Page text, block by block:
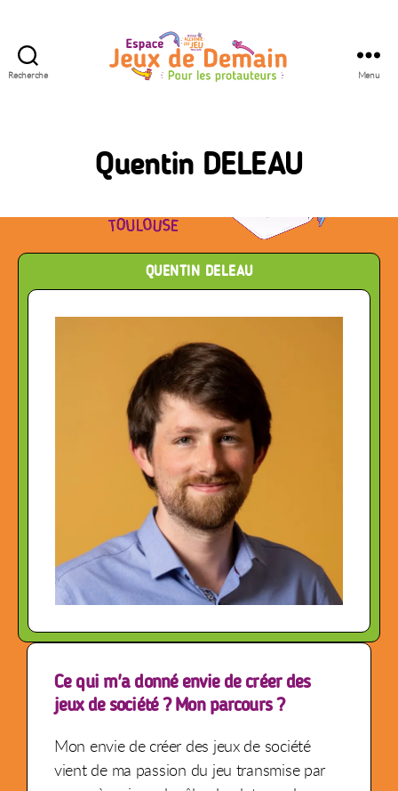
Recherche
Demain
Menu
Quentin DELEAU
QUENTIN DELEAU
Ce qui m'a donné envie de créer des
jeux de société ? Mon parcours ?
Mon envie de créer des jeux de société
vient de ma passion du jeu transmise par